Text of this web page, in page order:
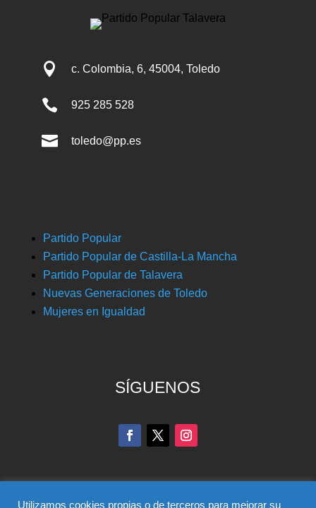
 c. Colombia, 6, 45004, Toledo
 925 285 528
 toledo@pp.es
Partido Popular
Partido Popular de Castilla-La Mancha
Partido Popular de Talavera
Nuevas Generaciones de Toledo
Mujeres en Igualdad
SÍGUENOS
Utilizamos cookies propias o de terceros para mejorar su